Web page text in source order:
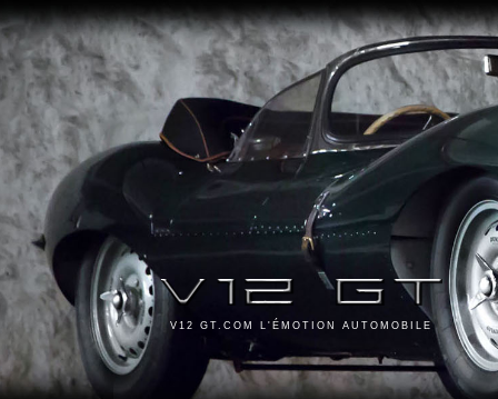
V12 GT.COM L'ÉMOTION AUTOMOBILE